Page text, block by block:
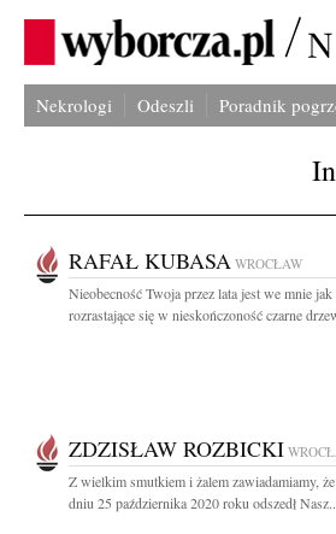
Nekrologi Odeszli Poradnik
RAFAŁ KUBASA WROCŁAW
Nieobecność Twoja przez lata jest we mnie jak
rozrastające się w nieskończoność czarne
ZDZISŁAW ROZBICKI
Z wielkim smutkiem i żalem zawiadamiamy,
dniu 25 października 2020 roku odszedł